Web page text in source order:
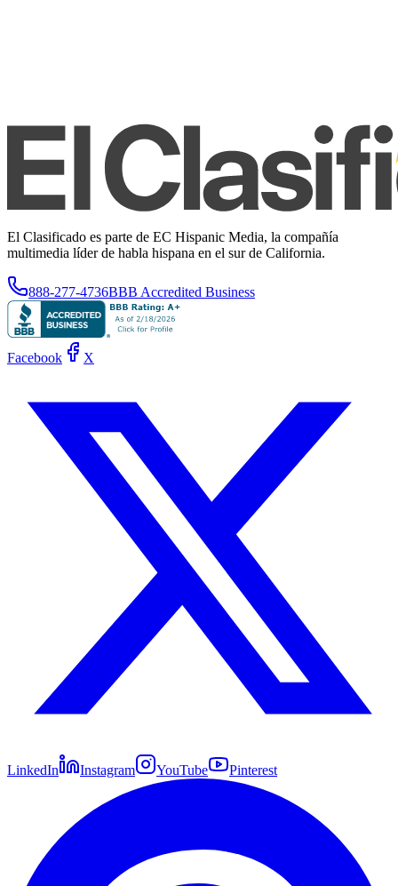
El Clasificado es parte de EC Hispanic Media, la compañía
multimedia líder de habla hispana en el sur de California.
888-277-4736BBB Accredited Business
Facebook X
LinkedIn Instagram YouTube Pinterest